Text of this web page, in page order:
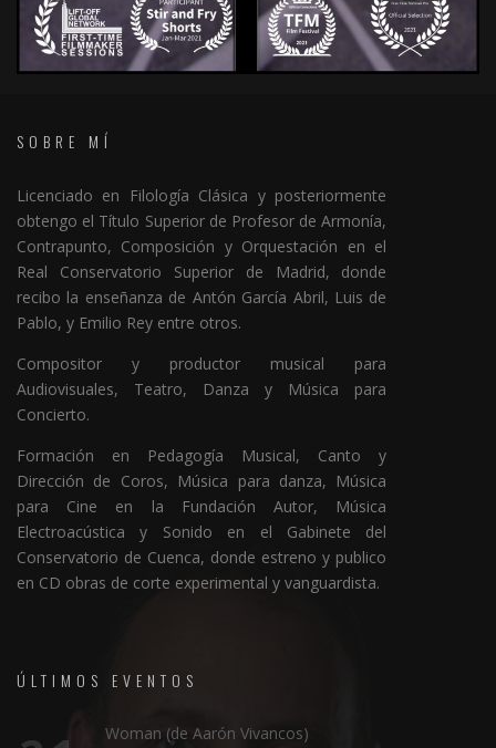
SOBRE MÍ
Licenciado en Filología Clásica y posteriormente
obtengo el Título Superior de Profesor de Armonía,
Contrapunto, Composición y Orquestación en el
Real Conservatorio Superior de Madrid, donde
recibo la enseñanza de Antón García Abril, Luis de
Pablo, y Emilio Rey entre otros.
Compositor y productor musical para
Audiovisuales, Teatro, Danza y Música para
Concierto.
Formación en Pedagogía Musical, Canto y
Dirección de Coros, Música para danza, Música
para Cine en la Fundación Autor, Música
Electroacústica y Sonido en el Gabinete del
Conservatorio de Cuenca, donde estreno y publico
en CD obras de corte experimental y vanguardista.
ÚLTIMOS EVENTOS
Woman (de Aarón Vivancos)